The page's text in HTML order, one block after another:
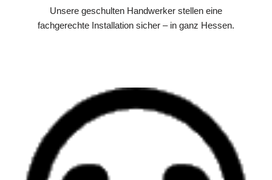
Unsere geschulten Handwerker stellen eine
fachgerechte Installation sicher – in ganz Hessen.